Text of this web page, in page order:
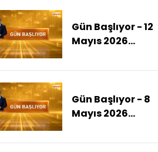
Gün Başlıyor - 12
Mayıs 2026
Erdoğan Belçika
Etti)
Gün Başlıyor - 8
Mayıs 2026
Patlama Sesleri)